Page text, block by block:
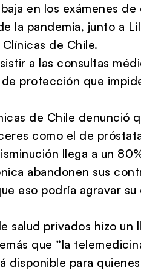
en los exámenes
la pandemia, junto a
de Chile.
a las consultas
protección que
de Chile denunció
como el de
llega a un
abandonen sus
eso podría agravar
salud privados hizo un
que “la
disponible para